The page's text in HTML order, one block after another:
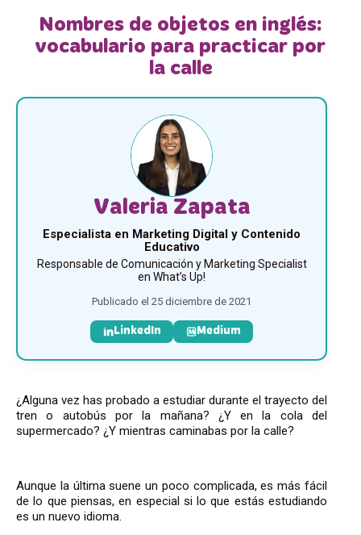
Nombres de objetos en inglés:
vocabulario para practicar por
la calle
Valeria Zapata
Especialista en Marketing Digital y Contenido
Educativo
Responsable de Comunicación y Marketing Specialist
en What’s Up!
Publicado el 25 diciembre de 2021
LinkedIn Medium
¿Alguna vez has probado a estudiar durante el trayecto del
tren o autobús por la mañana? ¿Y en la cola del
supermercado? ¿Y mientras caminabas por la calle?
Aunque la última suene un poco complicada, es más fácil
de lo que piensas, en especial si lo que estás estudiando
es un nuevo idioma.